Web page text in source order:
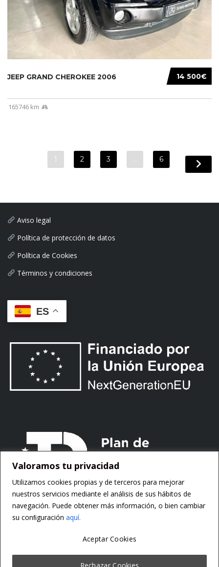
Valoramos tu privacidad
Utilizamos cookies propias y de terceros para mejorar
nuestros servicios mediante el análisis de sus hábitos de
navegación. Puede obtener más información, o bien cambiar
su conﬁguración aquí.
Rechazar Cookies
Aceptar Cookies
14 500€
JEEP GRAND CHEROKEE 2006
165746 km
1 2 3 … 6
Aviso legal
Política de protección de datos
Política de Cookies
Términos y condiciones
ES